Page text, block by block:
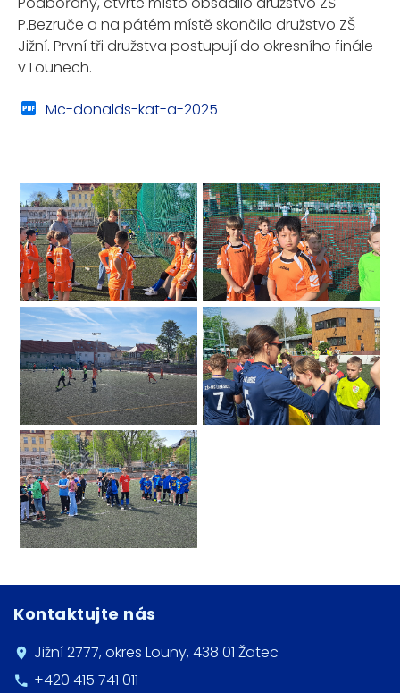
P.Bezruče a na pátém místě skončilo družstvo ZŠ
Jižní. První tři družstva postupují do okresního finále
v Lounech.
Mc-donalds-kat-a-2025
Kontaktujte nás
Jižní 2777, okres Louny, 438 01 Žatec
+420 415 741 011